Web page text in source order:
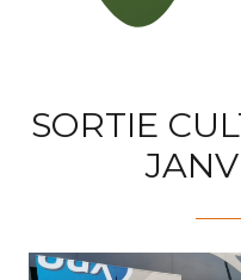
SORTIE